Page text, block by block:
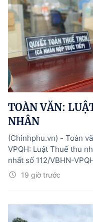
TOÀN VĂN:
NHÂN
19 giờ trước
(Chinhphu.vn) - Toàn
VPQH: Luật Thuế thu
nhất số 112/VBHN-